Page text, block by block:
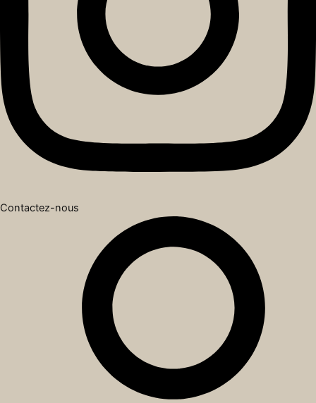
Contactez-nous